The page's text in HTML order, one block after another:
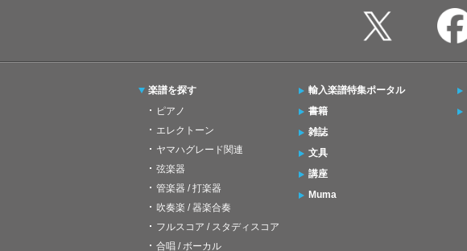
楽譜を探す
ピアノ
エレクトーン
ヤマハグレード関連
弦楽器
管楽器 / 打楽器
吹奏楽 / 器楽合奏
フルスコア / スタディスコア
合唱 / ボーカル
輸入楽譜特集ポータル
書籍
雑誌
文具
講座
Muma